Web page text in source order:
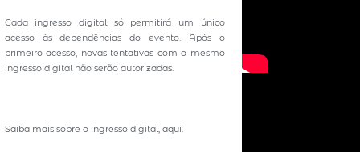
Cada ingresso digital só permitirá um único
acesso às dependências do evento. Após o
primeiro acesso, novas tentativas com o mesmo
ingresso digital não serão autorizadas.
Saiba mais sobre o ingresso digital, aqui.